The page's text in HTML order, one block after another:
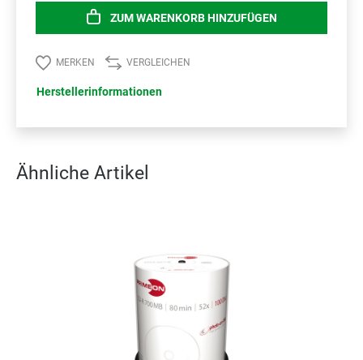
ZUM WARENKORB HINZUFÜGEN
MERKEN VERGLEICHEN
Herstellerinformationen
Ähnliche Artikel